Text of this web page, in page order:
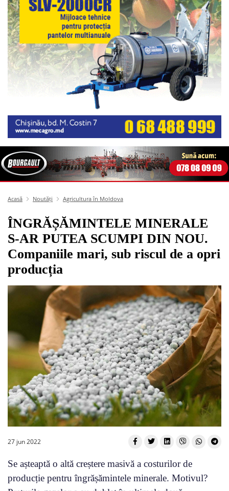
Acasă Noutăți Agricultura în Moldova
ÎNGRĂȘĂMINTELE MINERALE
S-AR PUTEA SCUMPI DIN NOU.
Companiile mari, sub riscul de a opri
producția
27 jun 2022
Se așteaptă o altă creștere masivă a costurilor de
producție pentru îngrășămintele minerale. Motivul?